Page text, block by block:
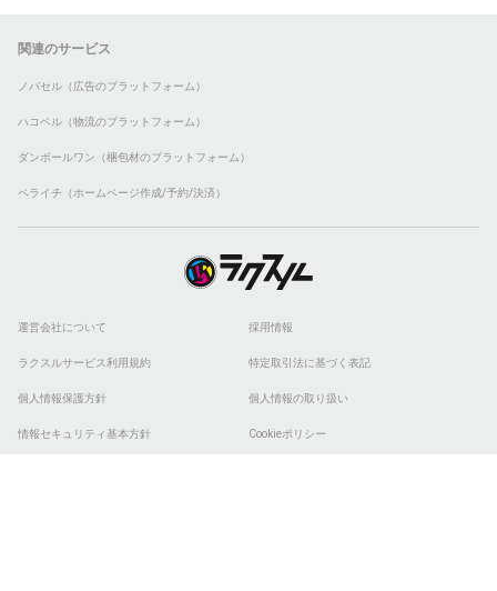
関連のサービス
ノバセル（広告のプラットフォーム）
ハコベル（物流のプラットフォーム）
ダンボールワン（梱包材のプラットフォーム）
ペライチ（ホームページ作成/予約/決済）
運営会社について 採用情報
ラクスルサービス利用規約 特定取引法に基づく表記
個人情報保護方針 個人情報の取り扱い
情報セキュリティ基本方針 Cookieポリシー